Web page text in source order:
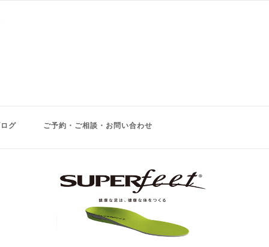
グ ご予約・ご相談・お問い合わせ